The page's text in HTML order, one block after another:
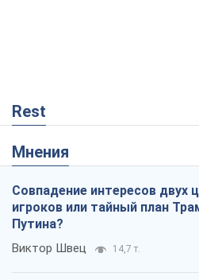
Rest
Мнения
Совпадение интересов двух
игроков или тайный план
Путина?
Виктор Швец 14,7 т.